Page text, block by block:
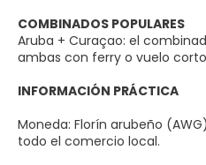
COMBINADOS POPULARES
Aruba + Curaçao: el
ambas con ferry o vuelo
INFORMACIÓN PRÁCTICA
Moneda: Florín arubeño
todo el comercio local.